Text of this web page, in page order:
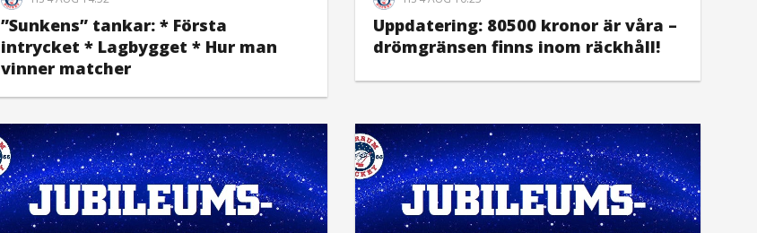
”Sunkens” tankar: * Första
intrycket * Lagbygget * Hur man
vinner matcher
Uppdatering: 80500 kronor är våra –
drömgränsen finns inom räckhåll!